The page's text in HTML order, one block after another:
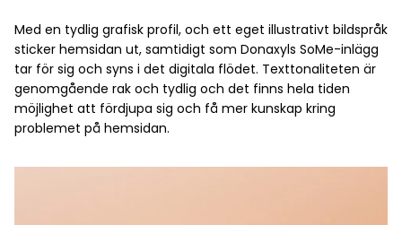
Med en tydlig grafisk profil, och ett eget illustrativt bildspråk
sticker hemsidan ut, samtidigt som Donaxyls SoMe-inlägg
tar för sig och syns i det digitala flödet. Texttonaliteten är
genomgående rak och tydlig och det finns hela tiden
möjlighet att fördjupa sig och få mer kunskap kring
problemet på hemsidan.